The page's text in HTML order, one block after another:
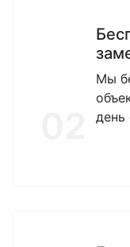
Мы
день